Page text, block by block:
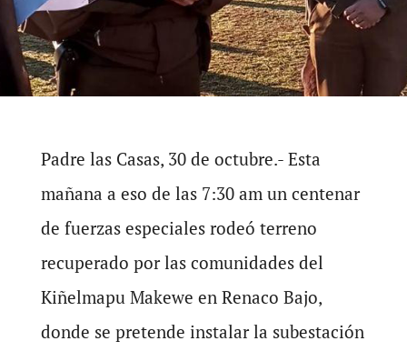
Padre las Casas, 30 de octubre.- Esta
mañana a eso de las 7:30 am un centenar
de fuerzas especiales rodeó terreno
recuperado por las comunidades del
Kiñelmapu Makewe en Renaco Bajo,
donde se pretende instalar la subestación